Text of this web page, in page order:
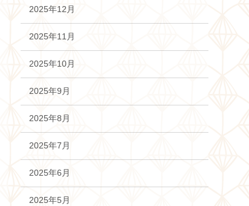
2025年12月
2025年11月
2025年10月
2025年9月
2025年8月
2025年7月
2025年6月
2025年5月